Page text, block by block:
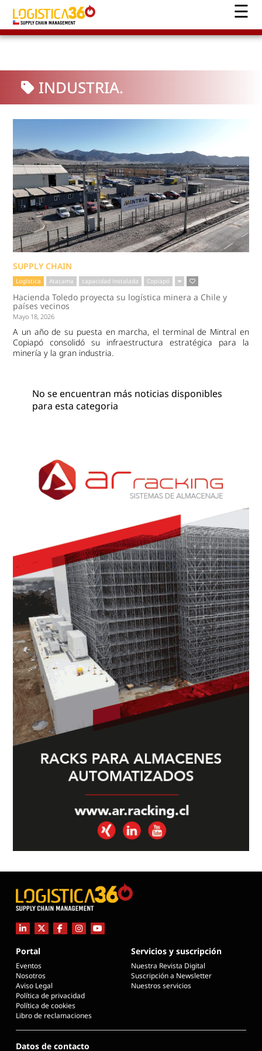
INDUSTRIA.
SUPPLY CHAIN
Logística Atacama capacidad instalada Copiapó
Hacienda Toledo proyecta su logística minera a Chile y
países vecinos
Mayo 18, 2026
A un año de su puesta en marcha, el terminal de Mintral en
Copiapó consolidó su infraestructura estratégica para la
minería y la gran industria.
No se encuentran más noticias disponibles
para esta categoria
Portal
Eventos
Nosotros
Aviso Legal
Política de privacidad
Política de cookies
Libro de reclamaciones
Servicios y suscripción
Nuestra Revista Digital
Suscripción a Newsletter
Nuestros servicios
Datos de contacto